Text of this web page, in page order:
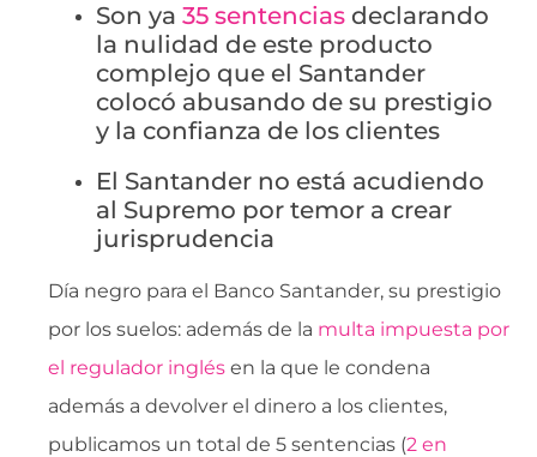
Son ya 35 sentencias declarando
la nulidad de este producto
complejo que el Santander
colocó abusando de su prestigio
y la confianza de los clientes
El Santander no está acudiendo
al Supremo por temor a crear
jurisprudencia
Día negro para el Banco Santander, su prestigio
por los suelos: además de la multa impuesta por
el regulador inglés en la que le condena
además a devolver el dinero a los clientes,
publicamos un total de 5 sentencias (2 en